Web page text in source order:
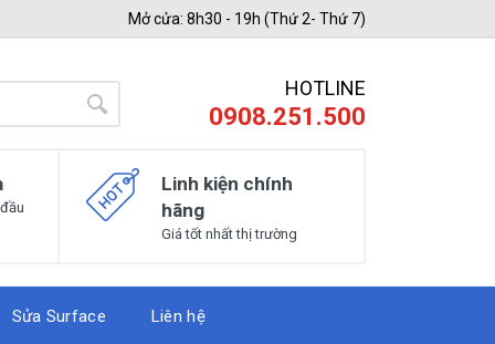
Mở cửa: 8h30 - 19h (Thứ 2- Thứ 7)
HOTLINE
0908.251.500
Linh kiện chính
hãng
Giá tốt nhất thị trường
Sửa Surface Liên hệ